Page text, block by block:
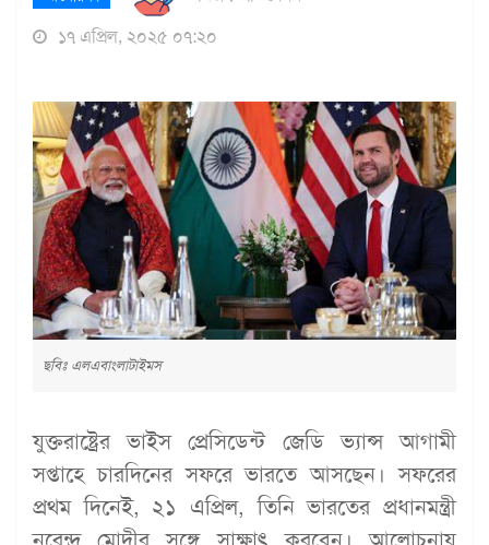
১৭ এপ্রিল, ২০২৫ ০৭:২০
ছবিঃ এলএবাংলাটাইমস
যুক্তরাষ্ট্রের ভাইস প্রেসিডেন্ট জেডি ভ্যান্স আগামী
সপ্তাহে চারদিনের সফরে ভারতে আসছেন। সফরের
প্রথম দিনেই, ২১ এপ্রিল, তিনি ভারতের প্রধানমন্ত্রী
নরেন্দ্র মোদীর সঙ্গে সাক্ষাৎ করবেন। আলোচনায়